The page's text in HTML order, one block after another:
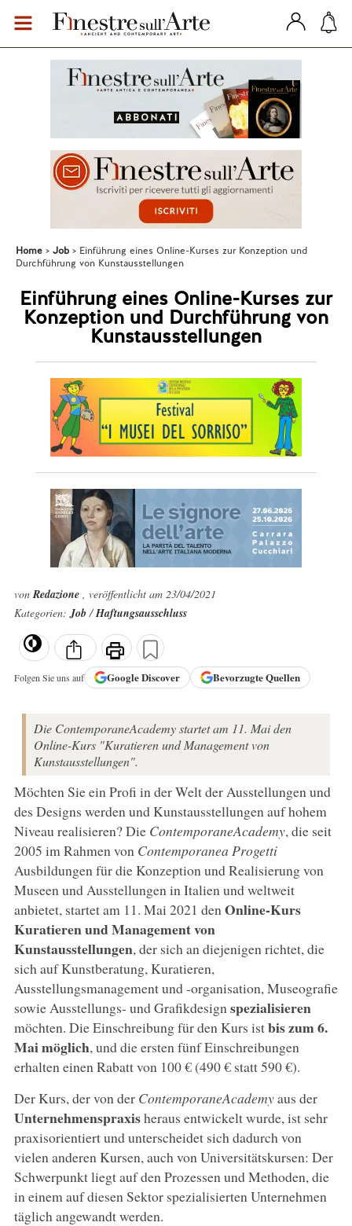
Home Job
Einführung eines Online-Kurses zur Konzeption und
Durchführung von Kunstausstellungen
Einführung eines Online-Kurses zur
Konzeption und Durchführung von
Kunstausstellungen
vonRedazione , veröffentlicht am 23/04/2021
Kategorien:Job/Haftungsausschluss
Folgen Sie uns auf GoogleDiscover Bevorzugte Quellen
Die ContemporaneAcademy startet am 11. Mai den
Online-Kurs "Kuratieren und Management von
Kunstausstellungen".
Möchten Sie ein Profi in der Welt der Ausstellungen und
des Designs werden und Kunstausstellungen auf hohem
Niveau realisieren? Die ContemporaneAcademy, die seit
2005 im Rahmen von Contemporanea Progetti
Ausbildungen für die Konzeption und Realisierung von
Museen und Ausstellungen in Italien und weltweit
anbietet, startet am 11. Mai 2021 den Online-Kurs
Kuratieren und Management von
Kunstausstellungen, der sich an diejenigen richtet, die
sich auf Kunstberatung, Kuratieren,
Ausstellungsmanagement und -organisation, Museografie
sowie Ausstellungs- und Grafikdesign spezialisieren
möchten. Die Einschreibung für den Kurs istbis zum 6.
Mai möglich, und die ersten fünf Einschreibungen
erhalten einen Rabatt von 100 € (490 € statt 590 €).
Der Kurs, der von der ContemporaneAcademyaus der
Unternehmenspraxisheraus entwickelt wurde, ist sehr
praxisorientiert und unterscheidet sich dadurch von
vielen anderen Kursen, auch von Universitätskursen: Der
Schwerpunkt liegt auf den Prozessen und Methoden, die
in einem auf diesen Sektor spezialisierten Unternehmen
täglich angewandt werden.